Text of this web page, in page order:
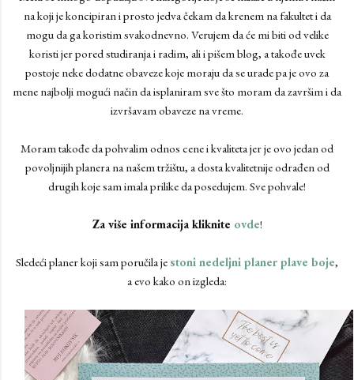
na koji je koncipiran i prosto jedva čekam da krenem na fakultet i da
mogu da ga koristim svakodnevno. Verujem da će mi biti od velike
koristi jer pored studiranja i radim, ali i pišem blog, a takođe uvek
postoje neke dodatne obaveze koje moraju da se urade pa je ovo za
mene najbolji mogući način da isplaniram sve što moram da završim i da
izvršavam obaveze na vreme.
Moram takođe da pohvalim odnos cene i kvaliteta jer je ovo jedan od
povoljnijih planera na našem tržištu, a dosta kvalitetnije odrađen od
drugih koje sam imala prilike da posedujem. Sve pohvale!
Za više informacija kliknite ovde!
Sledeći planer koji sam poručila jestoni nedeljni planer plave boje,
a evo kako on izgleda: